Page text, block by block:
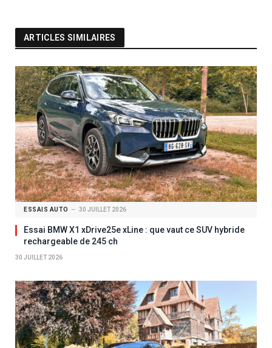
ARTICLES SIMILAIRES
ESSAIS AUTO 30 JUILLET 2026
Essai BMW X1 xDrive25e xLine : que vaut ce SUV hybride
rechargeable de 245 ch
30 JUILLET 2026